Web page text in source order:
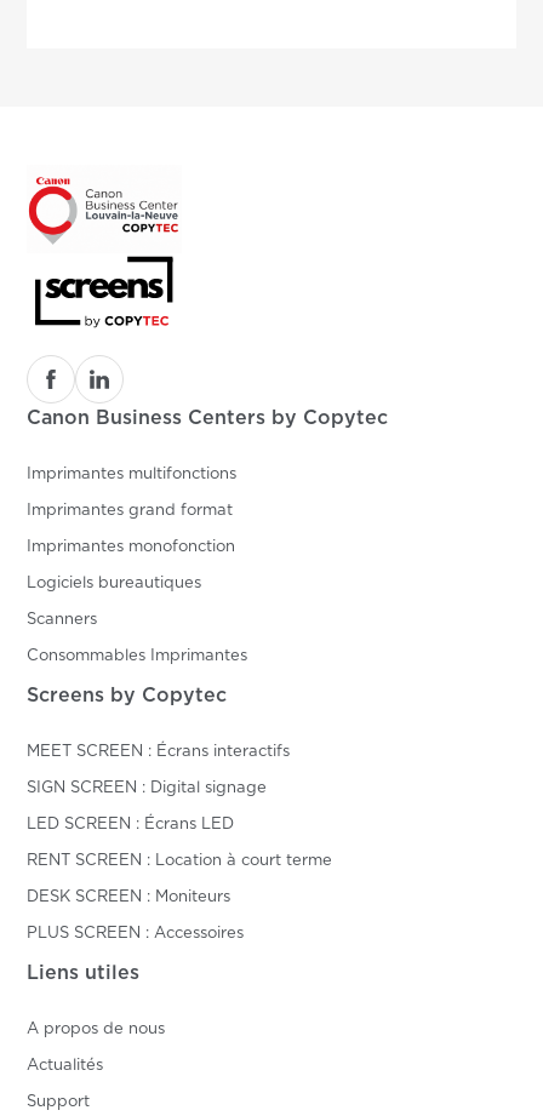
Canon Business Centers by Copytec
Imprimantes multifonctions
Imprimantes grand format
Imprimantes monofonction
Logiciels bureautiques
Scanners
Consommables Imprimantes
Screens by Copytec
MEET SCREEN : Écrans interactifs
SIGN SCREEN : Digital signage
LED SCREEN : Écrans LED
RENT SCREEN : Location à court terme
DESK SCREEN : Moniteurs
PLUS SCREEN : Accessoires
Liens utiles
A propos de nous
Actualités
Support